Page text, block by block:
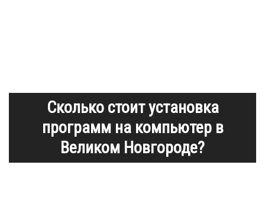
Сколько стоит установка
программ на компьютер в
Великом Новгороде?